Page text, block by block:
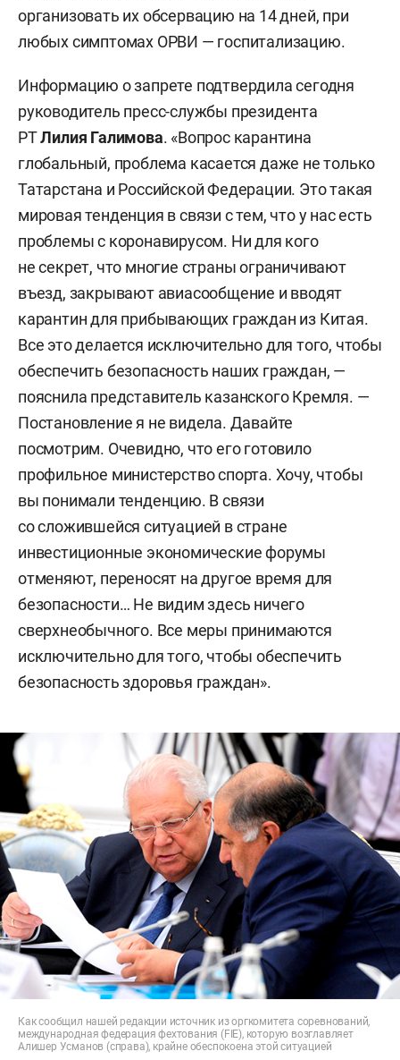
организовать их обсервацию на 14 дней, при
любых симптомах ОРВИ — госпитализацию.
Информацию о запрете подтвердила сегодня
руководитель пресс-службы президента
РТЛилия Галимова. «Вопрос карантина
глобальный, проблема касается даже не только
Татарстана и Российской Федерации. Это такая
мировая тенденция в связи с тем, что у нас есть
проблемы с коронавирусом. Ни для кого
не секрет, что многие страны ограничивают
въезд, закрывают авиасообщение и вводят
карантин для прибывающих граждан из Китая.
Все это делается исключительно для того, чтобы
обеспечить безопасность наших граждан, —
пояснила представитель казанского Кремля. —
Постановление я не видела. Давайте
посмотрим. Очевидно, что его готовило
профильное министерство спорта. Хочу, чтобы
вы понимали тенденцию. В связи
со сложившейся ситуацией в стране
инвестиционные экономические форумы
отменяют, переносят на другое время для
безопасности… Не видим здесь ничего
сверхнеобычного. Все меры принимаются
исключительно для того, чтобы обеспечить
безопасность здоровья граждан».
Как сообщил нашей редакции источник из оргкомитета соревнований,
международная федерация фехтования (FIE), которую возглавляет
Алишер Усманов (справа), крайне обеспокоена этой ситуацией